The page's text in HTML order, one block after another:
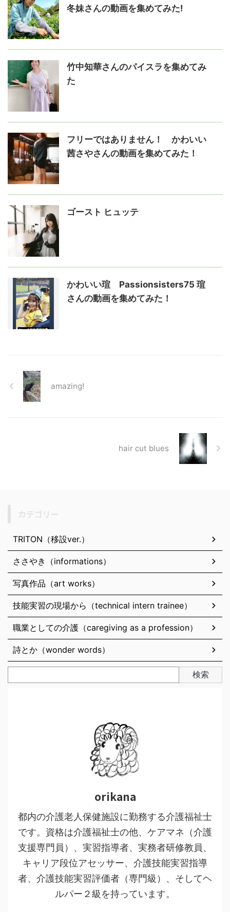
冬妹さんの動画を集めてみた!
竹中知華さんのパイスラを集めてみ
た
フリーではありません！ かわいい
茜さやさんの動画を集めてみた！
ゴースト ヒュッテ
かわいい瑄 Passionsisters75 瑄
さんの動画を集めてみた！
amazing!
hair cut blues
TRITON（移設ver.）
ささやき（informations）
写真作品（art works）
技能実習の現場から（technical intern trainee）
職業としての介護（caregiving as a profession）
詩とか（wonder words）
検索
orikana
都内の介護老人保健施設に勤務する介護福祉士
です。資格は介護福祉士の他、ケアマネ（介護
支援専門員）、実習指導者、実務者研修教員、
キャリア段位アセッサー、介護技能実習指導
者、介護技能実習評価者（専門級）、そしてヘ
ルパー２級を持っています。